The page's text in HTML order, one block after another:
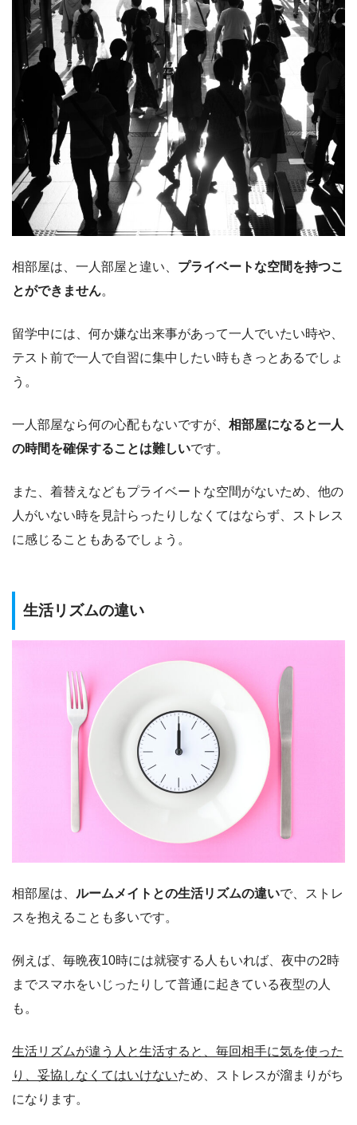
相部屋は、一人部屋と違い、 プライベートな空間を持つこ
とができません。
留学中には、何か嫌な出来事があって一人でいたい時や、
テスト前で一人で自習に集中したい時もきっとあるでしょ
う。
一人部屋なら何の心配もないですが、 相部屋になると一人
の時間を確保することは難しいです。
また、着替えなどもプライベートな空間がないため、他の
人がいない時を見計らったりしなくてはならず、ストレス
に感じることもあるでしょう。
生活リズムの違い
相部屋は、 ルームメイトとの生活リズムの違いで、ストレ
スを抱えることも多いです。
例えば、毎晩夜10時には就寝する人もいれば、夜中の2時
までスマホをいじったりして普通に起きている夜型の人
も。
生活リズムが違う人と生活すると、毎回相手に気を使った
り、妥協しなくてはいけないため、ストレスが溜まりがち
になります。